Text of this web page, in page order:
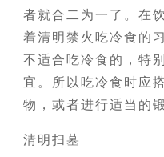
者就合二为一了。在
着清明禁火吃冷食的
不适合吃冷食的，特
宜。所以吃冷食时应
物，或者进行适当的
清明扫墓